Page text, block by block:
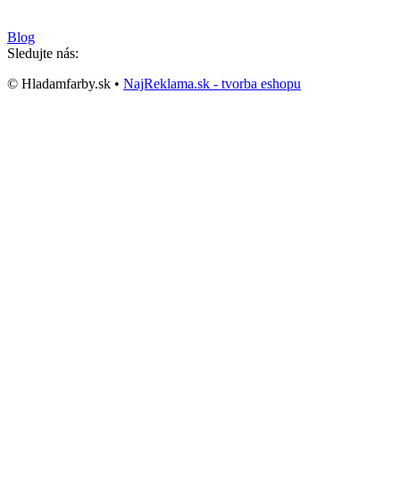
Blog
Sledujte nás:
© Hladamfarby.sk • NajReklama.sk - tvorba eshopu